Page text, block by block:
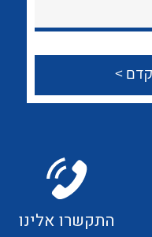
התקשרו אלינו